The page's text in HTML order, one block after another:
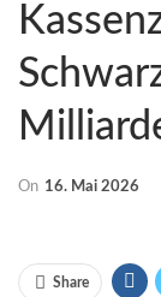
On 16. Mai 2026
Share